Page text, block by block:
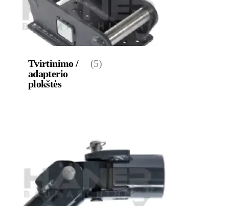
Tvirtinimo /
adapterio
plokštės
(5)